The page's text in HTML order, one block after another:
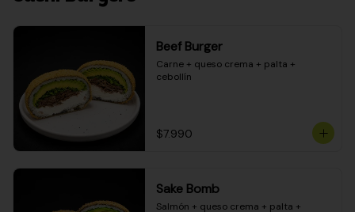
Beef Burger
Carne + queso crema + palta +
cebollín
$7.990
Sake Bomb
Salmón + queso crema + palta +